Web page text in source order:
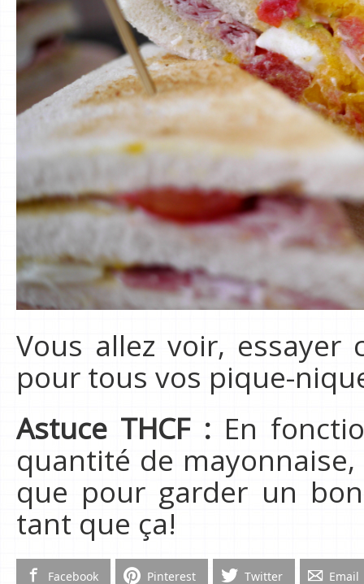
Vous allez voir, essayer
pour tous vos pique-
Astuce THCF : En
quantité de
que pour garder un
tant que ça!
Facebook Pinterest Twitter Email